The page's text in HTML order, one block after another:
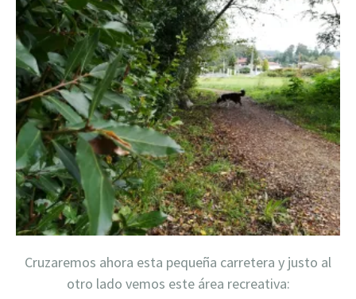
Cruzaremos ahora esta pequeña carretera y justo al
otro lado vemos este área recreativa: